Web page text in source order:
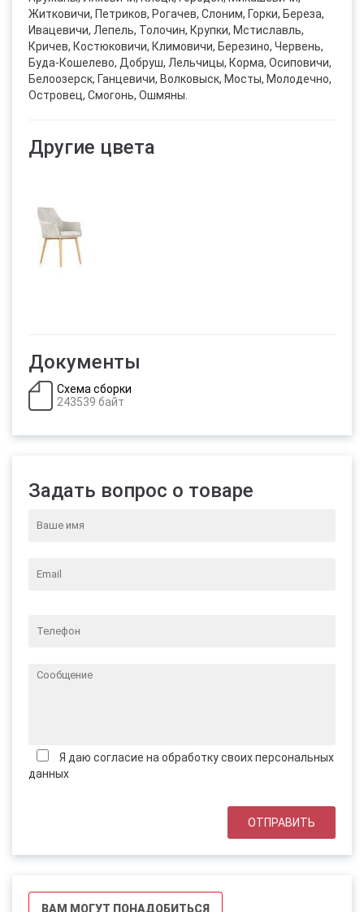
Житковичи, Петриков, Рогачев, Слоним, Горки, Береза,
Ивацевичи, Лепель, Толочин, Крупки, Мстиславль,
Кричев, Костюковичи, Климовичи, Березино, Червень,
Буда-Кошелево, Добруш, Лельчицы, Корма, Осиповичи,
Белоозерск, Ганцевичи, Волковыск, Мосты, Молодечно,
Островец, Смогонь, Ошмяны.
Другие цвета
Документы
Схема сборки
243539 байт
Задать вопрос о товаре
Я даю согласие на обработку своих персональных
данных
ВАМ МОГУТ ПОНАДОБИТЬСЯ